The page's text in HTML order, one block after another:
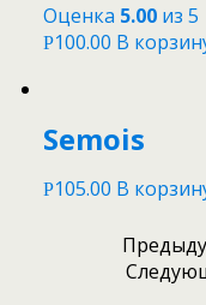
Оценка 5.00из 5
Р100.00 В
Semois
Р105.00 В